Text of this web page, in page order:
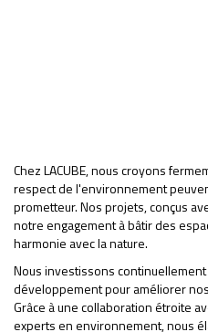
Chez LACUBE, nous croyons
respect de l'environnement
prometteur. Nos projets, conçus
notre engagement à bâtir des
harmonie avec la nature.
Nous investissons
développement pour améliorer
Grâce à une collaboration étroite
experts en environnement, nous